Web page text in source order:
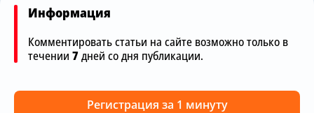
Информация
Комментировать статьи на сайте возможно только в
течении 7дней со дня публикации.
Регистрация за 1 минуту